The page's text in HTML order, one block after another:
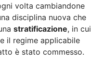
volta cambiandone
disciplina nuova che
stratificazione, in cui
il regime applicabile
è stato commesso.